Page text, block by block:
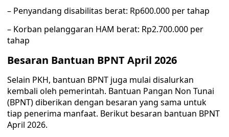
– Penyandang disabilitas berat: Rp600.000 per tahap
– Korban pelanggaran HAM berat: Rp2.700.000 per
tahap
Besaran Bantuan BPNT April 2026
Selain PKH, bantuan BPNT juga mulai disalurkan
kembali oleh pemerintah. Bantuan Pangan Non Tunai
(BPNT) diberikan dengan besaran yang sama untuk
tiap penerima manfaat. Berikut besaran bantuan BPNT
April 2026.